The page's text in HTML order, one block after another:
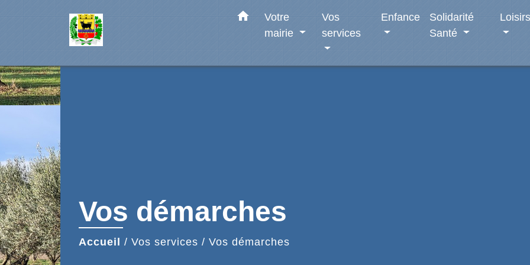
home
Votre
mairie
Vos
services
Enfance
Solidarité
Santé
Loisirs
Vos démarches
Accueil / Vos services / Vos démarches